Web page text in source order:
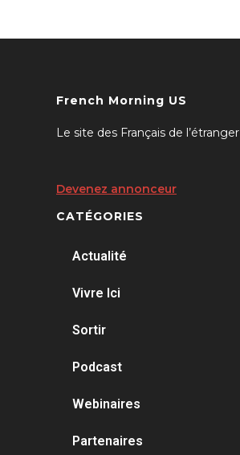
French Morning US
Le site des Français de l’étranger
Devenez annonceur
CATÉGORIES
Actualité
Vivre Ici
Sortir
Podcast
Webinaires
Partenaires